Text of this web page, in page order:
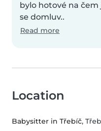
bylo hotové na čem
se domluv..
Read more
Location
Babysitter in Třebíč,